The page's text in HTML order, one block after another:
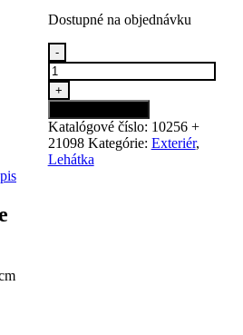
Dostupné na objednávku
Lehátko
Jack
outdoor
teak
-
off
white
quantity
-
+
Katalógové číslo: 10256 +
21098 Kategórie: Exteriér,
Lehátka